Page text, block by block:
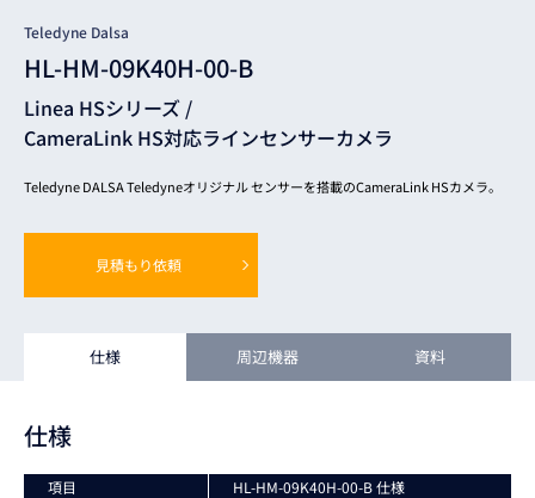
Teledyne Dalsa
HL-HM-09K40H-00-B
Linea HSシリーズ /
CameraLink HS対応ラインセンサーカメラ
Teledyne DALSA Teledyneオリジナル センサーを搭載のCameraLink HSカメラ。
見積もり依頼
仕様 周辺機器 資料
仕様
項目
HL-HM-09K40H-00-B 仕様